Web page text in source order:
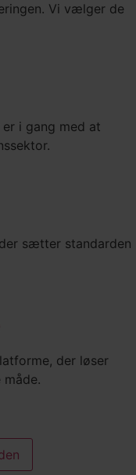
Vi vælger de
i gang med at
sætter standarden
der løser